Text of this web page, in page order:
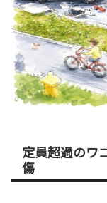
定員超過のワ
傷